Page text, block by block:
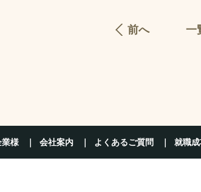
前へ 一
業様 会社案内 よくあるご質問 就職